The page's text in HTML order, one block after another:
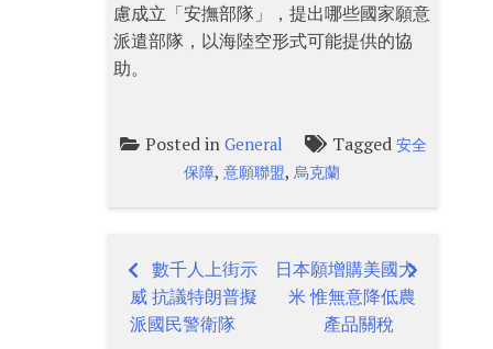
慮成立「安撫部隊」，提出哪些國家願意
派遣部隊，以海陸空形式可能提供的協
助。
Posted in General Tagged 安全
保障,意願聯盟,烏克蘭
Post
navigation
數千人上街示
威 抗議特朗普擬
派國民警衛隊
日本願增購美國大
米 惟無意降低農
產品關稅